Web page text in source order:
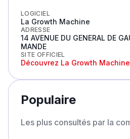
LOGICIEL
La Growth Machine
ADRESSE
14 AVENUE DU GENERAL DE
MANDE
SITE OFFICIEL
Découvrez La Growth Machine
Populaire
Les plus consultés par la